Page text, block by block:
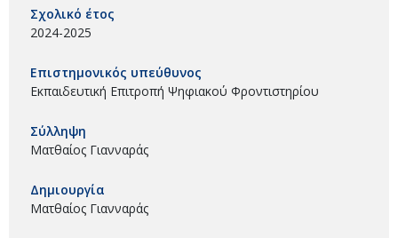
Σχολικό έτος
2024-2025
Επιστημονικός υπεύθυνος
Εκπαιδευτική Επιτροπή Ψηφιακού Φροντιστηρίου
Σύλληψη
Ματθαίος Γιανναράς
Δημιουργία
Ματθαίος Γιανναράς